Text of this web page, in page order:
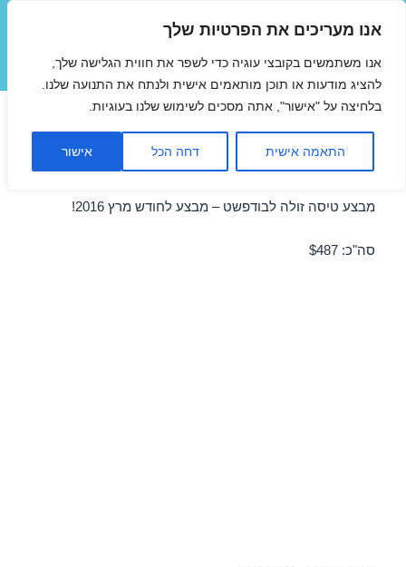
אנו מעריכים את הפרטיות שלך
אנו משתמשים בקובצי עוגיה כדי לשפר את חווית הגלישה שלך,
להציג מודעות או תוכן מותאמים אישית ולנתח את התנועה שלנו.
בלחיצה על "אישור", אתה מסכים לשימוש שלנו בעוגיות.
התאמה אישית דחה הכל אישור
תפריטים
ווידג'טים
טיסות זולות לבודפשט
17/03/2016
מבצע טיסה זולה לבודפשט – מבצע לחודש מרץ 2016!
סה"כ: $487